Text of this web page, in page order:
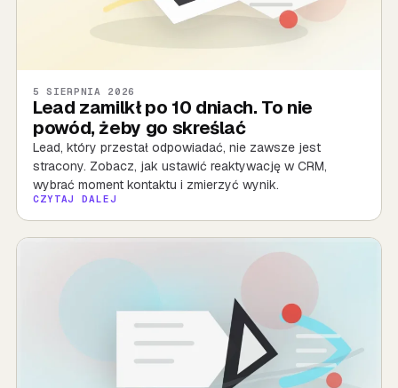
Lead zamilkł po 10 dniach. To nie
powód, żeby go skreślać
5 SIERPNIA 2026
Lead, który przestał odpowiadać, nie zawsze jest
stracony. Zobacz, jak ustawić reaktywację w CRM,
wybrać moment kontaktu i zmierzyć wynik.
CZYTAJ DALEJ